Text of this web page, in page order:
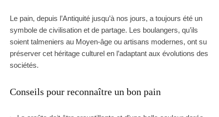
Le pain, depuis l’Antiquité jusqu’à nos jours, a toujours été un
symbole de civilisation et de partage. Les boulangers, qu’ils
soient talmeniers au Moyen-âge ou artisans modernes, ont su
préserver cet héritage culturel en l’adaptant aux évolutions des
sociétés.
Conseils pour reconnaître un bon pain